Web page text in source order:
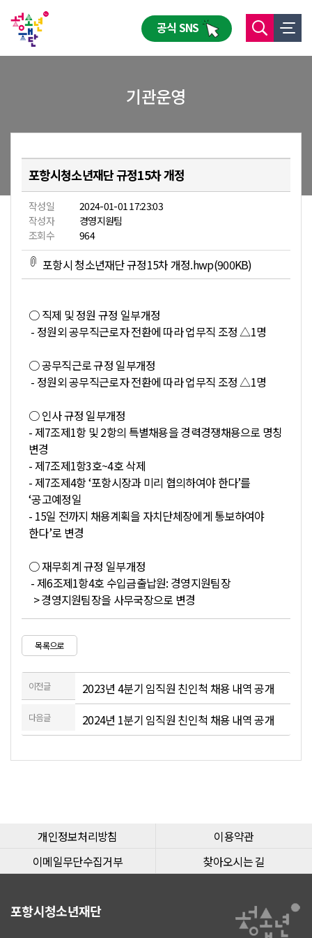
공식 SNS
기관운영
포항시청소년재단 규정15차 개정
작성일
2024-01-01 17:23:03
작성자
경영지원팀
조회수
964
포항시 청소년재단 규정15차 개정.hwp(900KB)
○ 직제 및 정원 규정 일부개정
- 정원외 공무직근로자 전환에 따라 업무직 조정 △1명
○ 공무직근로 규정 일부개정
- 정원외 공무직근로자 전환에 따라 업무직 조정 △1명
○ 인사 규정 일부개정
- 제7조제1항 및 2항의 특별채용을 경력경쟁채용으로 명칭
변경
- 제7조제1항3호~4호 삭제
- 제7조제4항 ‘포항시장과 미리 협의하여야 한다’를
‘공고예정일
- 15일 전까지 채용계획을 자치단체장에게 통보하여야
한다’로 변경
○ 재무회계 규정 일부개정
- 제6조제1항4호 수입금출납원: 경영지원팀장
> 경영지원팀장을 사무국장으로 변경
목록으로
이전글 2023년 4분기 임직원 친인척 채용 내역 공개
다음글 2024년 1분기 임직원 친인척 채용 내역 공개
개인정보처리방침
이용약관
이메일무단수집거부
찾아오시는 길
포항시청소년재단